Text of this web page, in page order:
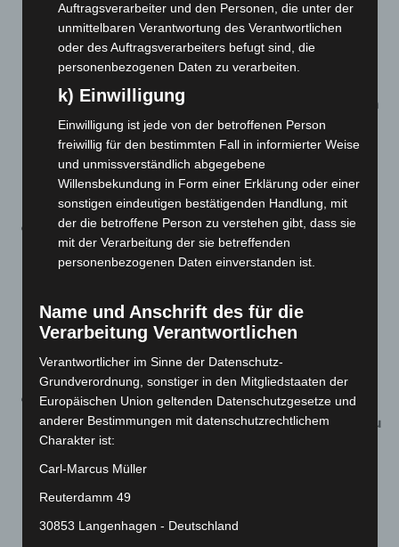
Bedingungen nur mitbis zu 50 Personen in
geschlossenen Räumen und mit bis zu 200 Personen
unter freiem Himmelzulässig. Eingerechnet werden
grundsätzlich aus der 2G Verpflichtung ausgenommen
sind etwa, weil sie jünger als 18 Jahre sind oder aus
medizinischen Gründen bzw. wegen der Teilnahme an
einer Studie nicht geimpft werden dürfen (siehe dazu
§ 7 Absatz 5).
§ 7 a Abs. 4modifiziert – wie oben bereits erwähnt –
die Regeln für die Warnstufe 3 während
der Weihnachts- und Neujahrsruhe
für Feiern von vollständig geimpften oder genesenen
Personen eine Höchstbegrenzung von25 Personen
drinnen und 50 Personendraußen.
§ 7 b der CoronaVOregelt – wie schon im letzten Jahr
– einVerbot von Feuerwerken und Ansammlungen zu
Silvester und Neujahr
2021 bis zum Ablauf des 1. Januar 2022 ist auch in
Niedersachsen das Abbrennen von pyrotechnischen
des Sprengstoffgesetzes auf belebten öffentlichen
Auftragsverarbeiter und den Personen, die unter der
unmittelbaren Verantwortung des Verantwortlichen
oder des Auftragsverarbeiters befugt sind, die
personenbezogenen Daten zu verarbeiten.
k) Einwilligung
Einwilligung ist jede von der betroffenen Person
freiwillig für den bestimmten Fall in informierter Weise
und unmissverständlich abgegebene
Willensbekundung in Form einer Erklärung oder einer
sonstigen eindeutigen bestätigenden Handlung, mit
der die betroffene Person zu verstehen gibt, dass sie
mit der Verarbeitung der sie betreffenden
personenbezogenen Daten einverstanden ist.
Name und Anschrift des für die
Verarbeitung Verantwortlichen
Verantwortlicher im Sinne der Datenschutz-
Grundverordnung, sonstiger in den Mitgliedstaaten der
Europäischen Union geltenden Datenschutzgesetze und
anderer Bestimmungen mit datenschutzrechtlichem
Charakter ist:
Carl-Marcus Müller
Reuterdamm 49
30853 Langenhagen - Deutschland